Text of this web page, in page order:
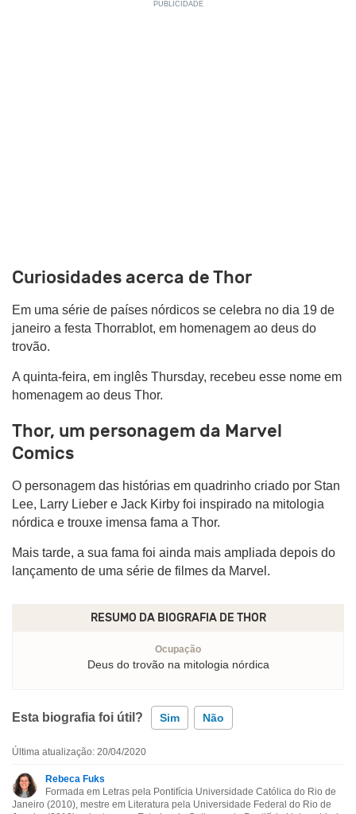
Curiosidades acerca de Thor
Em uma série de países nórdicos se celebra no dia 19 de
janeiro a festa Thorrablot, em homenagem ao deus do
trovão.
A quinta-feira, em inglês Thursday, recebeu esse nome em
homenagem ao deus Thor.
Thor, um personagem da Marvel
Comics
O personagem das histórias em quadrinho criado por Stan
Lee, Larry Lieber e Jack Kirby foi inspirado na mitologia
nórdica e trouxe imensa fama a Thor.
Mais tarde, a sua fama foi ainda mais ampliada depois do
lançamento de uma série de filmes da Marvel.
RESUMO DA BIOGRAFIA DE THOR
Ocupação
Deus do trovão na mitologia nórdica
Esta biografia foi útil? Sim Não
Esta biografia não tem a informação que procuro
Última atualização: 20/04/2020
Rebeca Fuks
Formada em Letras pela Pontifícia Universidade Católica do Rio de
Janeiro (2010), mestre em Literatura pela Universidade Federal do Rio de